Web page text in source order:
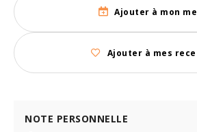
Ajouter à mon
Ajouter à mes
NOTE PERSONNELLE